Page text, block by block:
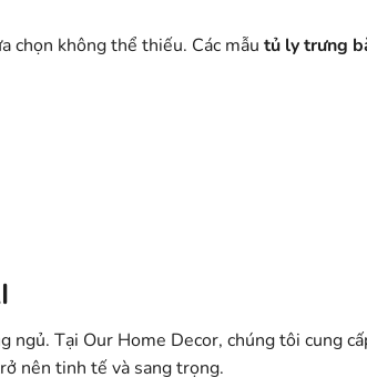
chọn không thể thiếu. Các mẫu tủ ly trưng
Tại Our Home Decor, chúng tôi cung
nên tinh tế và sang trọng.